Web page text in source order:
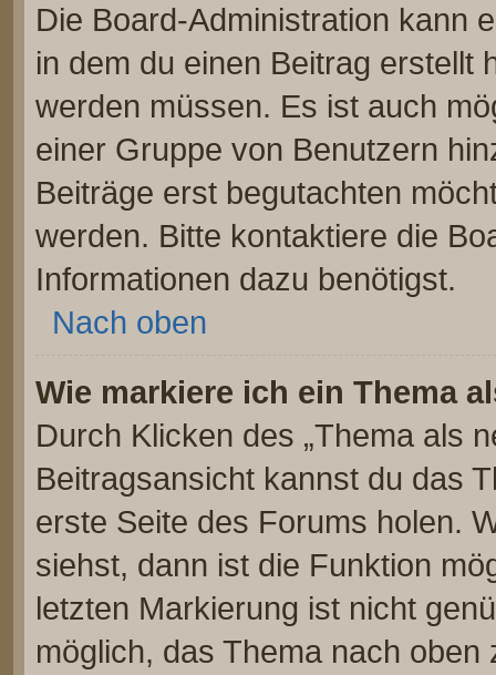
Die Board-Administration kann
in dem du einen Beitrag erstellt
werden müssen. Es ist auch
einer Gruppe von Benutzern
Beiträge erst begutachten
werden. Bitte kontaktiere die
Informationen dazu benötigst.
Nach oben
Wie markiere ich ein Thema
Durch Klicken des „Thema als
Beitragsansicht kannst du das
erste Seite des Forums holen.
siehst, dann ist die Funktion
letzten Markierung ist nicht
möglich, das Thema nach